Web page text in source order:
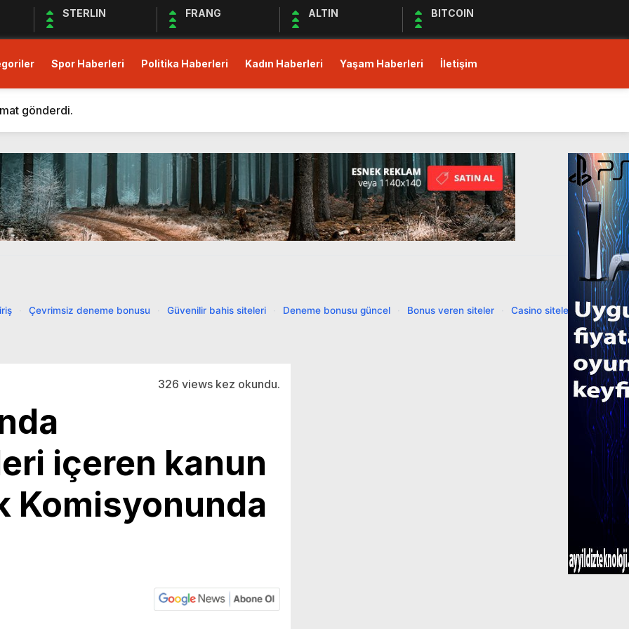
STERLIN FRANG ALTIN BITCOIN
Spor Haberleri Politika Haberleri Kadın Haberleri Yaşam Haberleri İletişim
Eden Bergüzar Korel, Dayanışmanın Önemine Vurgu Yaptı!
kısıtlı!
gönderdi.
Deprem Bölgesindeki Yardım Çalışmalarına Devam Ediyor
Devam Ediyor
Birliği Sağlanamadı, Piyasalar Tedirgin
Yağış, Trafiği Durma Noktasına Getirdi
Açık Mikrofon’a Konuk Olacak
Öncesi Erişimi Engelledi
kısıtlı!Çevrimsiz deneme bonusu Güvenilir bahis siteleri Deneme bonusu güncel Bonus veren siteler Casino siteleri
·
326 views kez okundu.
içeren kanun
Komisyonunda